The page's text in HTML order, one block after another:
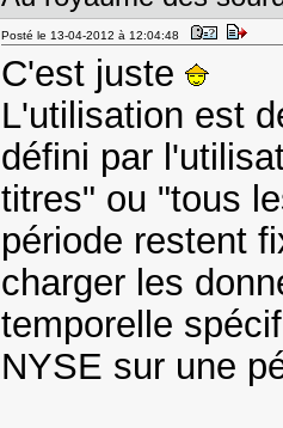
Posté le 13-04-2012 à 12:04:48
C'est juste
L'utilisation est
défini par
titres" ou "tous
période restent
charger les
temporelle
NYSE sur une